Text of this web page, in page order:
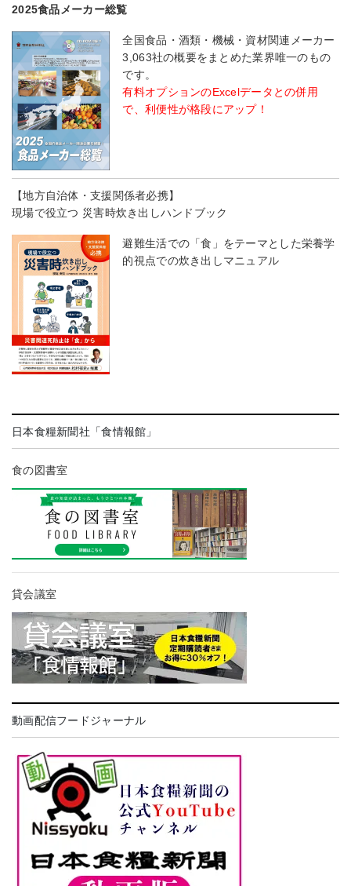
2025食品メーカー総覧
全国食品・酒類・機械・資材関連メーカー
3,063社の概要をまとめた業界唯一のもの
です。
有料オプションのExcelデータとの併用
で、利便性が格段にアップ！
【地方自治体・支援関係者必携】
現場で役立つ 災害時炊き出しハンドブック
避難生活での「食」をテーマとした栄養学
的視点での炊き出しマニュアル
日本食糧新聞社「食情報館」
食の図書室
貸会議室
動画配信フードジャーナル